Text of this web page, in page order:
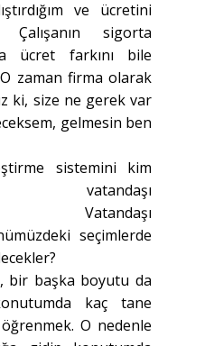
ve ücretini
sigorta
ücret farkını bile
zaman firma olarak
ki, size ne gerek var
gelmesin ben
sistemini kim
vatandaşı
Vatandaşı
seçimlerde
bir başka boyutu da
kaç tane
O nedenle